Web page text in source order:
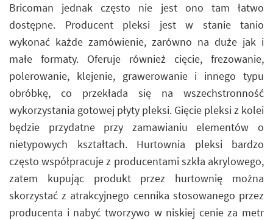
Bricoman jednak często nie jest ono tam łatwo
dostępne. Producent pleksi jest w stanie tanio
wykonać każde zamówienie, zarówno na duże jak i
małe formaty. Oferuje również cięcie, frezowanie,
polerowanie, klejenie, grawerowanie i innego typu
obróbkę, co przekłada się na wszechstronność
wykorzystania gotowej płyty pleksi. Gięcie pleksi z kolei
będzie przydatne przy zamawianiu elementów o
nietypowych kształtach. Hurtownia pleksi bardzo
często współpracuje z producentami szkła akrylowego,
zatem kupując produkt przez hurtownię można
skorzystać z atrakcyjnego cennika stosowanego przez
producenta i nabyć tworzywo w niskiej cenie za metr